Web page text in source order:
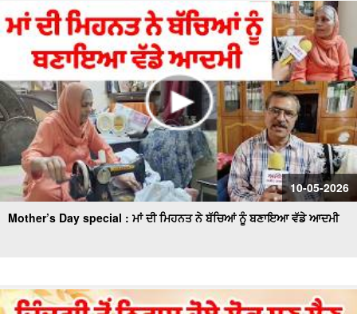
10-05-2026
Mother’s Day special : ਮਾਂ ਦੀ ਮਿਹਨਤ ਨੇ ਬੱਚਿਆਂ ਨੂੰ ਬਣਾਇਆ ਵੱਡੇ ਆਦਮੀ